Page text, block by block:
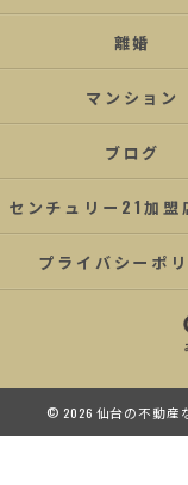
離婚
マンション
ブログ
センチュリー21加盟
プライバシーポ
© 2026 仙台の不動産な